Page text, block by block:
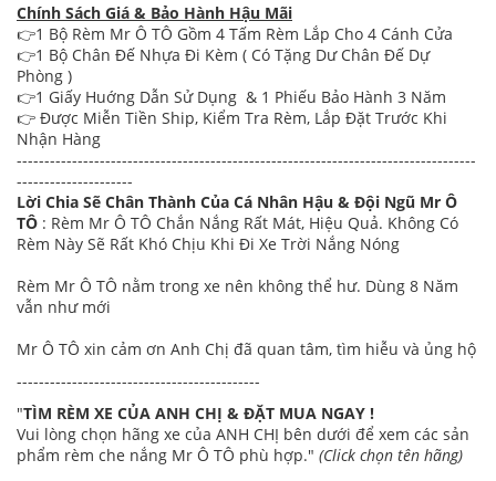
Chính Sách Giá & Bảo Hành Hậu Mãi
👉1 Bộ Rèm Mr Ô TÔ Gồm 4 Tấm Rèm Lắp Cho 4 Cánh Cửa
👉1 Bộ Chân Đế Nhựa Đi Kèm ( Có Tặng Dư Chân Đế Dự
Phòng )
👉1 Giấy Huớng Dẫn Sử Dụng & 1 Phiếu Bảo Hành 3 Năm
👉 Được Miễn Tiền Ship, Kiểm Tra Rèm, Lắp Đặt Trước Khi
Nhận Hàng
-----------------------------------------------------------------------------------
---------------------
Lời Chia Sẽ Chân Thành Của Cá Nhân Hậu & Đội Ngũ Mr Ô
TÔ : Rèm Mr Ô TÔ Chắn Nắng Rất Mát, Hiệu Quả. Không Có
Rèm Này Sẽ Rất Khó Chịu Khi Đi Xe Trời Nắng Nóng
Rèm Mr Ô TÔ nằm trong xe nên không thể hư. Dùng 8 Năm
vẫn như mới
Mr Ô TÔ xin cảm ơn Anh Chị đã quan tâm, tìm hiễu và ủng hộ
--------------------------------------------
"TÌM RÈM XE CỦA ANH CHỊ & ĐẶT MUA NGAY !
Vui lòng chọn hãng xe của ANH CHỊ bên dưới để xem các sản
phẩm rèm che nắng Mr Ô TÔ phù hợp." (Click chọn tên hãng)